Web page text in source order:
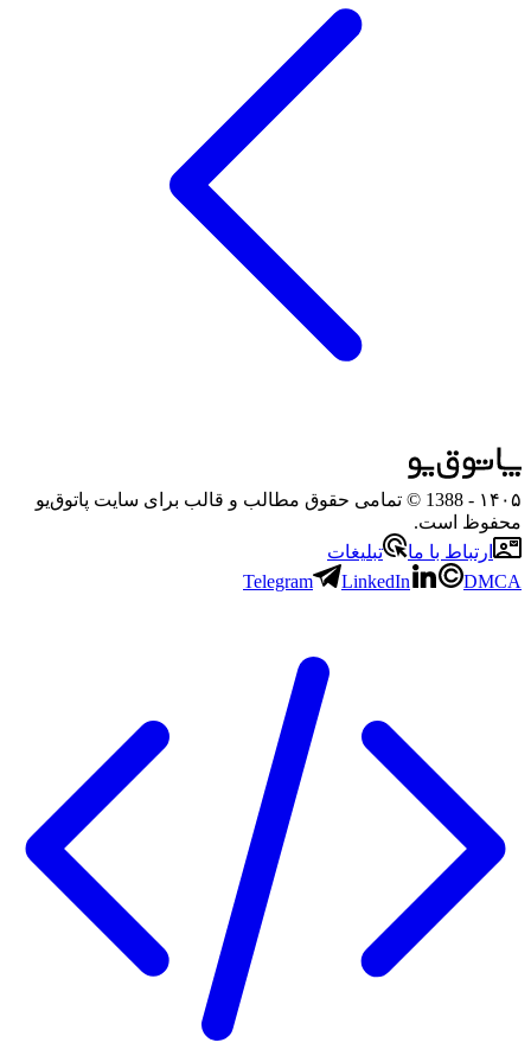
۱۴۰۵
- 1388 © تمامی حقوق مطالب و قالب برای سایت پاتوق‌یو
محفوظ است.
ارتباط با ما
تبلیغات
Telegram
LinkedIn DMCA